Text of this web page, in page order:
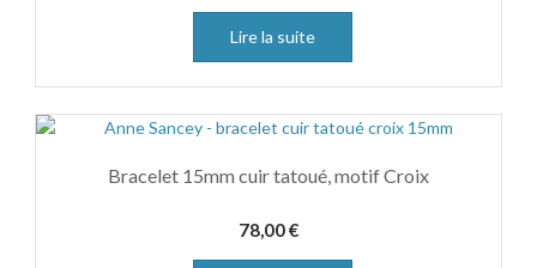
Lire la suite
Bracelet 15mm cuir tatoué, motif Croix
78,00€